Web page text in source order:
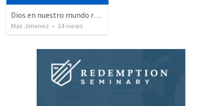
Dios en nuestro mundo real
Max Jimenez • 24views